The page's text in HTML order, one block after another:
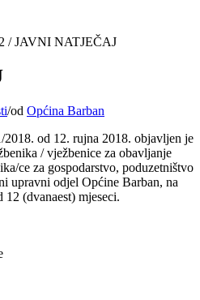
2 / JAVNI NATJEČAJ
/od Općina Barban
od 12. rujna 2018. objavljen je
/ vježbenice za obavljanje
ce za gospodarstvo, poduzetništvo
upravni odjel Općine Barban, na
(dvanaest) mjeseci.